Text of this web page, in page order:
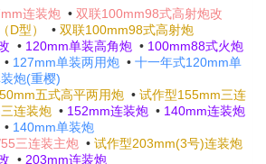
连装炮 • 双联100mm98式高射炮改
D型） • 双联100mm98式高射炮
• 120mm单装高角炮 • 100mm88式火炮
• 127mm单装两用炮 • 十一年式120mm单
炮(重樱)
五式高平两用炮 • 试作型155mm三连
连装炮 • 152mm连装炮 • 140mm连装炮
• 140mm单装炮
三连装主炮 • 试作型203mm(3号)连装炮
• 203mm连装炮